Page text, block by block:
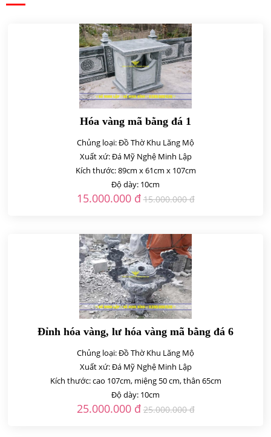
Hóa vàng mã bằng đá 1
Chủng loại: Đồ Thờ Khu Lăng Mộ
Xuất xứ: Đá Mỹ Nghệ Minh Lập
Kích thước: 89cm x 61cm x 107cm
Độ dày: 10cm
15.000.000 đ 15.000.000 đ
Đỉnh hóa vàng, lư hóa vàng mã bằng đá 6
Chủng loại: Đồ Thờ Khu Lăng Mộ
Xuất xứ: Đá Mỹ Nghệ Minh Lập
Kích thước: cao 107cm, miệng 50 cm, thân 65cm
Độ dày: 10cm
25.000.000 đ 25.000.000 đ